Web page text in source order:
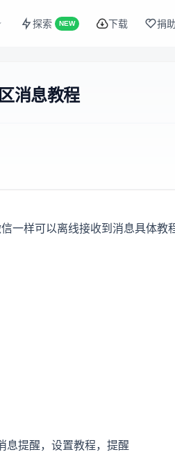
探索 NEW 下载 捐助
消息教程
一样可以离线接收到消息具体教
息提醒，设置教程，提醒